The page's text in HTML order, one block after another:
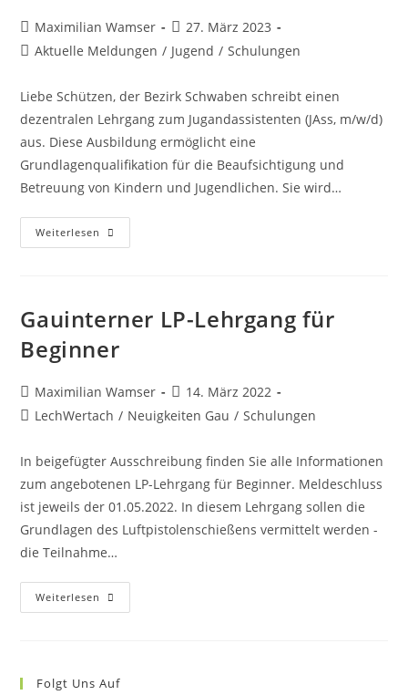
Beitrags-
Autor:
Maximilian Wamser
Beitrag
veröffentlicht:
27. März 2023
Beitrags-
Aktuelle Meldungen / Jugend / Schulungen
Liebe Schützen, der Bezirk Schwaben schreibt einen
dezentralen Lehrgang zum Jugandassistenten (JAss, m/w/d)
aus. Diese Ausbildung ermöglicht eine
Grundlagenqualifikation für die Beaufsichtigung und
Betreuung von Kindern und Jugendlichen. Sie wird…
Weiterlesen Ausschreibung
Vom
Gauinterner LP-Lehrgang für
Beginner
Beitrags-
Autor:
Maximilian Wamser
Beitrag
veröffentlicht:
14. März 2022
Beitrags-
LechWertach / Neuigkeiten Gau / Schulungen
In beigefügter Ausschreibung finden Sie alle Informationen
zum angebotenen LP-Lehrgang für Beginner. Meldeschluss
ist jeweils der 01.05.2022. In diesem Lehrgang sollen die
Grundlagen des Luftpistolenschießens vermittelt werden -
die Teilnahme…
Weiterlesen Gauinterner
LP-
Folgt Uns Auf